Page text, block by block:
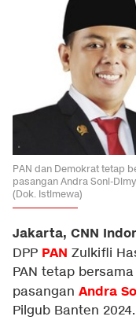
PAN dan Demokrat tetap
pasangan Andra Soni-
(Dok. Istimewa)
Jakarta, CNN
DPP PAN Zulkifli
PAN tetap
pasangan Andra
Pilgub Banten 2024.